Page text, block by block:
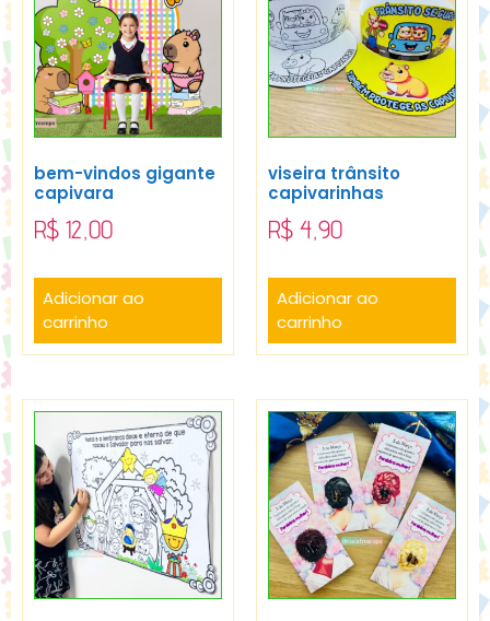
bem-vindos gigante
capivara
R$ 12,00
Adicionar ao
carrinho
viseira trânsito
capivarinhas
R$ 4,90
Adicionar ao
carrinho